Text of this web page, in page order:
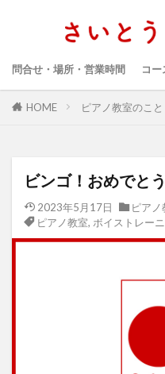
問合せ・場所・営業時間 コ
HOME ピアノ教室のこと
ビンゴ！おめでと
2023年5月17日
ピアノ
ピアノ教室, ボイストレー